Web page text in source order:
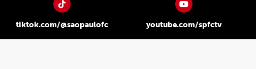
tiktok.com/@saopaulofc youtube.com/spfctv